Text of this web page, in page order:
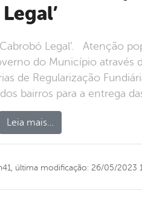
Legal’
Legal’. Atenção
do Município através
de Regularização
bairros para a entrega
Leia mais…
última modificação: 26/05/2023